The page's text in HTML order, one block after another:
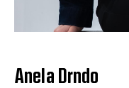
Anela Drndo